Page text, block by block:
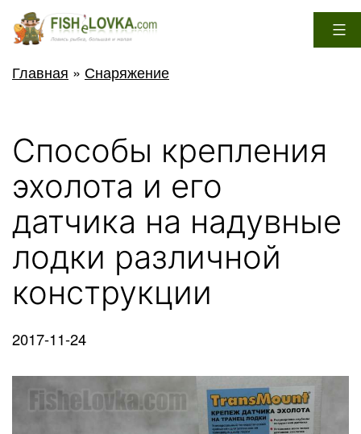
Перейти
FisheLovka.com
Главная » Снаряжение
Способы крепления
эхолота и его
датчика на надувные
лодки различной
конструкции
2017-11-24